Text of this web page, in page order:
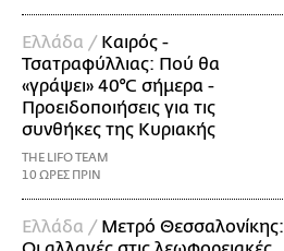
Ελλάδα / Καιρός -
Τσατραφύλλιας: Πού θα
«γράψει» 40°C σήμερα -
Προειδοποιήσεις για τις
συνθήκες της Κυριακής
THE LIFO TEAM
10 ΩΡΕΣ ΠΡΙΝ
Ελλάδα / Μετρό Θεσσαλονίκης: